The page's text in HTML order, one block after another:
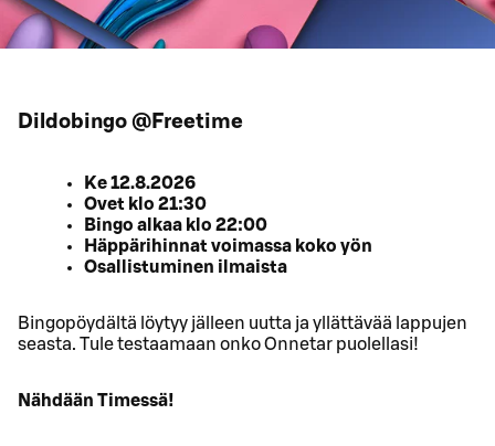
Dildobingo @Freetime
Ke 12.8.2026
Ovet klo 21:30
Bingo alkaa klo 22:00
Häppärihinnat voimassa koko yön
Osallistuminen ilmaista
Bingopöydältä löytyy jälleen uutta ja yllättävää lappujen
seasta. Tule testaamaan onko Onnetar puolellasi!
Nähdään Timessä!